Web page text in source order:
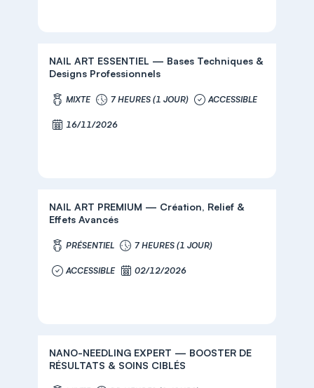
NAIL ART ESSENTIEL — Bases Techniques &
Designs Professionnels
MIXTE 7 HEURES (1 JOUR) ACCESSIBLE
16/11/2026
NAIL ART PREMIUM — Création, Relief &
Effets Avancés
PRÉSENTIEL 7 HEURES (1 JOUR)
ACCESSIBLE 02/12/2026
NANO-NEEDLING EXPERT — BOOSTER DE
RÉSULTATS & SOINS CIBLÉS